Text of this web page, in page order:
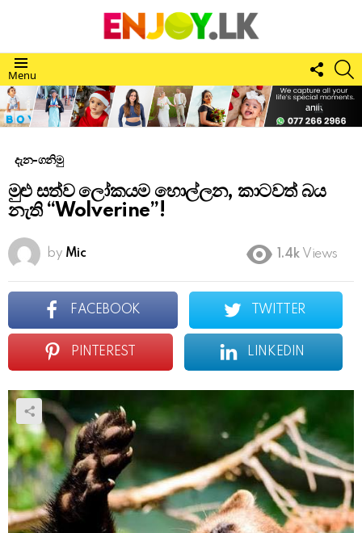
Menu
US
දැන-ගනිමු
මුළු සත්ව ලෝකයම හොල්ලන, කාටවත් බය
නැති “Wolverine”!
by Mic 1.4k Views
FACEBOOK TWITTER
PINTEREST LINKEDIN